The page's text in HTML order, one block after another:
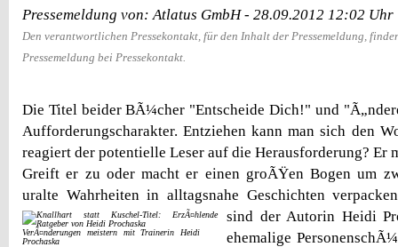
Pressemeldung von: Atlatus GmbH - 28.09.2012 12:02 Uhr
Den verantwortlichen Pressekontakt, für den Inhalt der Pressemeldung,
Pressemeldung bei Pressekontakt.
Die Titel beider BÃ¼cher "Entscheide Dich!" und
Aufforderungscharakter. Entziehen kann man sich den
reagiert der potentielle Leser auf die Herausforderung? Er
Greift er zu oder macht er einen groÃŸen Bogen um
uralte Wahrheiten in alltagsnahe Geschichten
VerÃ¤nderungen meistern mit Trainerin Heidi
Prochaska
sind der Autorin Heidi
ehemalige